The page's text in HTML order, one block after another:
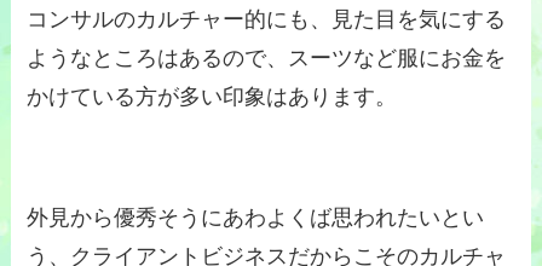
コンサルのカルチャー的にも、見た目を気にする
ようなところはあるので、スーツなど服にお金を
かけている方が多い印象はあります。
外見から優秀そうにあわよくば思われたいとい
う、クライアントビジネスだからこそのカルチャ